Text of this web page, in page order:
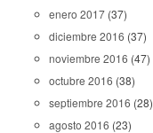
enero 2017 (37)
diciembre 2016 (37)
noviembre 2016 (47)
octubre 2016 (38)
septiembre 2016 (28)
agosto 2016 (23)